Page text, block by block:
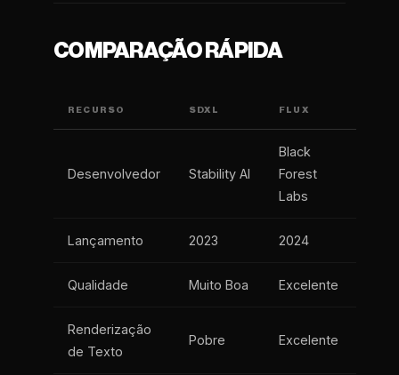
COMPARAÇÃO RÁPIDA
RECURSO SDXL FLUX
Desenvolvedor Stability AI
Black
Forest
Labs
Lançamento 2023 2024
Qualidade Muito Boa Excelente
Renderização
de Texto
Pobre Excelente